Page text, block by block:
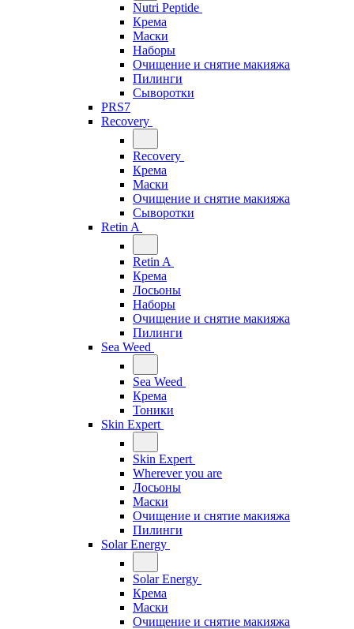
Nutri Peptide
Крема
Маски
Наборы
Очищение и снятие макияжа
Пилинги
Сыворотки
PRS7
Recovery
Recovery
Крема
Маски
Очищение и снятие макияжа
Сыворотки
Retin A
Retin A
Крема
Лосьоны
Наборы
Очищение и снятие макияжа
Пилинги
Sea Weed
Sea Weed
Крема
Тоники
Skin Expert
Skin Expert
Wherever you are
Лосьоны
Маски
Очищение и снятие макияжа
Пилинги
Solar Energy
Solar Energy
Крема
Маски
Очищение и снятие макияжа